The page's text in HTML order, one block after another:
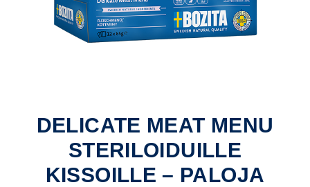
DELICATE MEAT MENU
STERILOIDUILLE
KISSOILLE – PALOJA